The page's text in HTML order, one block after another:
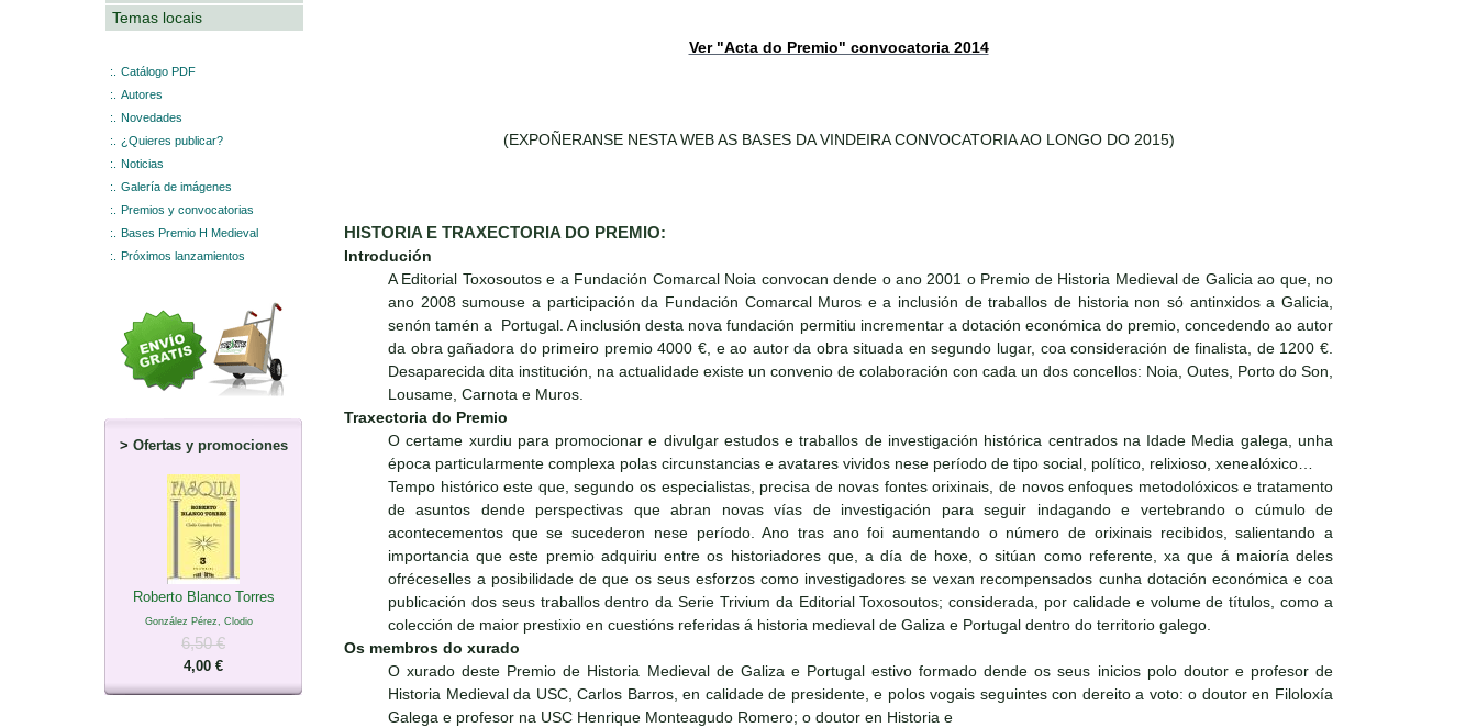
Temas locais
:.
Catálogo PDF
:.
Autores
:.
Novedades
:.
¿Quieres publicar?
:.
Noticias
:.
Galería de imágenes
:.
Premios y convocatorias
:.
Bases Premio H Medieval
:.
Próximos lanzamientos
> Ofertas y promociones
Roberto Blanco Torres
González Pérez, Clodio
6,50 €
4,00 €
Ver "Acta do Premio" convocatoria 2014
(EXPOÑERANSE NESTA WEB AS BASES DA VINDEIRA CONVOCATORIA AO LONGO DO 2015)
HISTORIA E TRAXECTORIA DO PREMIO:
Introdución
A Editorial Toxosoutos e a Fundación Comarcal Noia convocan dende o ano 2001 o Premio de Historia Medieval de Galicia ao que, no
ano 2008 sumouse a participación da Fundación Comarcal Muros e a inclusión de traballos de historia non só antinxidos a Galicia,
senón tamén a Portugal. A inclusión desta nova fundación permitiu incrementar a dotación económica do premio, concedendo ao autor
da obra gañadora do primeiro premio 4000 €, e ao autor da obra situada en segundo lugar, coa consideración de finalista, de 1200 €.
Desaparecida dita institución, na actualidade existe un convenio de colaboración con cada un dos concellos: Noia, Outes, Porto do Son,
Lousame, Carnota e Muros.
Traxectoria do Premio
O certame xurdiu para promocionar e divulgar estudos e traballos de investigación histórica centrados na Idade Media galega, unha
época particularmente complexa polas circunstancias e avatares vividos nese período de tipo social, político, relixioso, xenealóxico…
Tempo histórico este que, segundo os especialistas, precisa de novas fontes orixinais, de novos enfoques metodolóxicos e tratamento
de asuntos dende perspectivas que abran novas vías de investigación para seguir indagando e vertebrando o cúmulo de
acontecementos que se sucederon nese período. Ano tras ano foi aumentando o número de orixinais recibidos, salientando a
importancia que este premio adquiriu entre os historiadores que, a día de hoxe, o sitúan como referente, xa que á maioría deles
ofréceselles a posibilidade de que os seus esforzos como investigadores se vexan recompensados cunha dotación económica e coa
publicación dos seus traballos dentro da Serie Trivium da Editorial Toxosoutos; considerada, por calidade e volume de títulos, como a
colección de maior prestixio en cuestións referidas á historia medieval de Galiza e Portugal dentro do territorio galego.
Os membros do xurado
O xurado deste Premio de Historia Medieval de Galiza e Portugal estivo formado dende os seus inicios polo doutor e profesor de
Historia Medieval da USC, Carlos Barros, en calidade de presidente, e polos vogais seguintes con dereito a voto: o doutor en Filoloxía
Galega e profesor na USC Henrique Monteagudo Romero; o doutor en Historia e